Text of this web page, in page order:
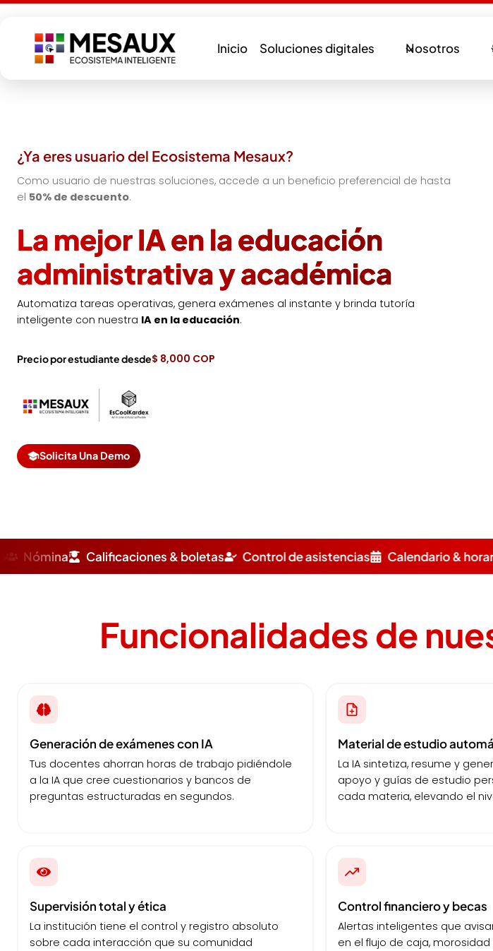
Saltar
contenido
Inicio Soluciones digitales Nosotros
¿Ya eres usuario del Ecosistema Mesaux?
Como usuario de nuestras soluciones, accede a un beneficio preferencial de hasta
el 50% de descuento.
La mejor IA en la educación
administrativa y académica
Automatiza tareas operativas, genera exámenes al instante y brinda tutoría
inteligente con nuestra IA en la educación.
Precio por estudiante desde$ 8,000 COP
Solicita Una Demo
& boletas Control de asistencias Calendario & horario App móvil
Funcionalidades de
Generación de exámenes con IA
Tus docentes ahorran horas de trabajo pidiéndole
a la IA que cree cuestionarios y bancos de
preguntas estructuradas en segundos.
Material de estudio
La IA sintetiza, resume y
apoyo y guías de estudio
cada materia, elevando el
Supervisión total y ética
La institución tiene el control y registro absoluto
sobre cada interacción que su comunidad
Control financiero y becas
Alertas inteligentes que
en el flujo de caja,